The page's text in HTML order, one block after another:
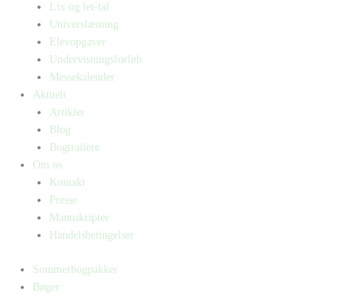
Lix og let-tal
Universlæsning
Elevopgaver
Undervisningsforløb
Messekalender
Aktuelt
Artikler
Blog
Bogtrailere
Om os
Kontakt
Presse
Manuskripter
Handelsbetingelser
Sommerbogpakker
Bøger